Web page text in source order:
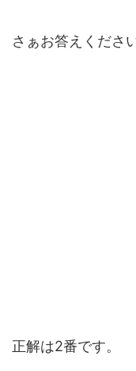
さぁお答えくださ
正解は2番です。